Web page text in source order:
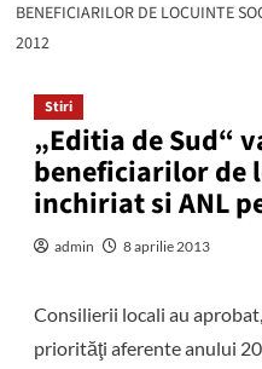
BENEFICIARILOR DE LOCUINTE
2012
Stiri
„Editia de Sud“
beneficiarilor de
inchiriat si ANL
admin 8 aprilie 2013
Consilierii locali au
priorităţi aferente anului